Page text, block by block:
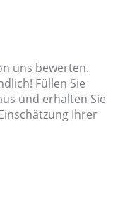
uns bewerten.
Füllen Sie
und erhalten Sie
Ihrer